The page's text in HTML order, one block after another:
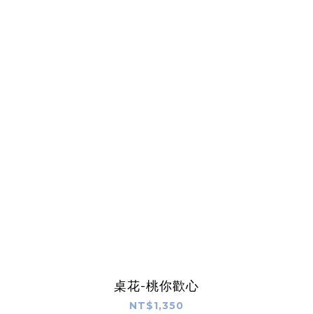
桌花-桃你歡心
NT$1,350